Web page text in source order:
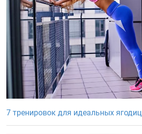
7 тренировок для идеальных ягодиц